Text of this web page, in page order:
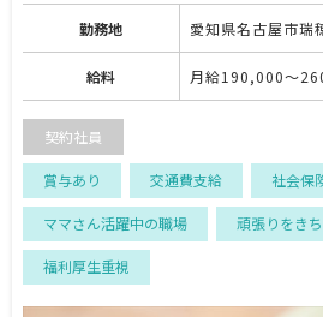
勤務地 愛知県名古屋市瑞
給料 月給190,000～
契約社員
賞与あり 交通費支給 社会保
ママさん活躍中の職場 頑張りをき
福利厚生重視